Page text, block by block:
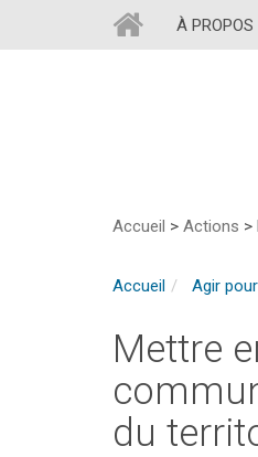
À PROPOS
Accueil > Actions >
Accueil Agir
Mettre
du